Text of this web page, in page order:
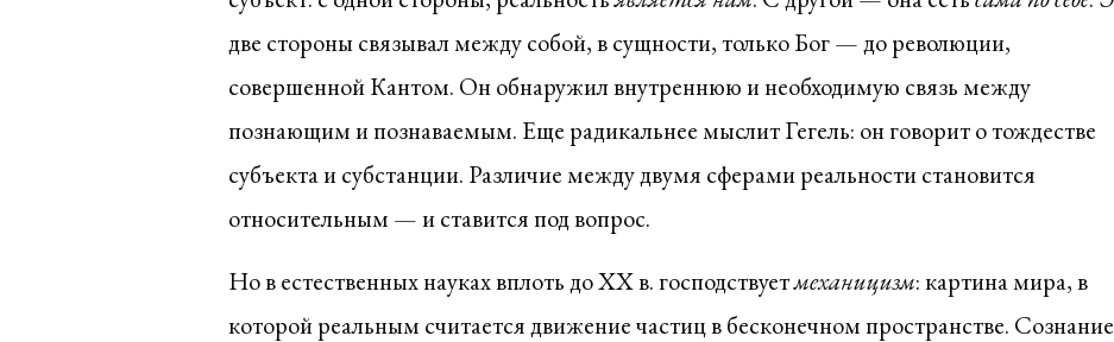
две стороны связывал между собой, в сущности, только Бог — до революции,
совершенной Кантом. Он обнаружил внутреннюю и необходимую связь между
познающим и познаваемым. Еще радикальнее мыслит Гегель: он говорит о тождестве
субъекта и субстанции. Различие между двумя сферами реальности становится
относительным — и ставится под вопрос.
Но в естественных науках вплоть до XX в. господствуетмеханицизм: картина мира, в
которой реальным считается движение частиц в бесконечном пространстве.